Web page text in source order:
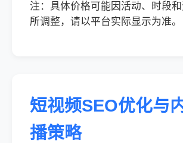
注：具体价格可能因活动、时段
所调整，请以平台实际显示为准。
短视频SEO优化与
播策略